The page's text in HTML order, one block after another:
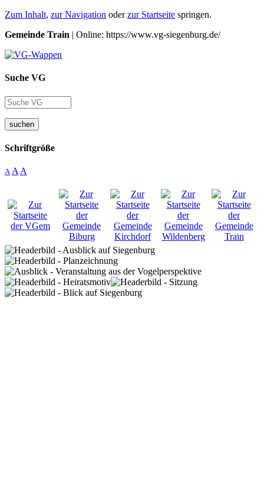
Zum Inhalt, zur Navigation oderzur Startseite springen.
Gemeinde Train | Online: https://www.vg-siegenburg.de/
Suche VG
suchen
Schriftgröße
A A A